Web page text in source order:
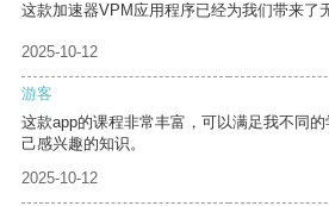
这款加速器VPM应用程序已经为我们带来了
2025-10-12
游客
这款app的课程非常丰富，可以满足我不同
己感兴趣的知识。
2025-10-12